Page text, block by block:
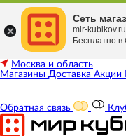
Москва и область
Магазины Доставка Акции
Обратная связь
Сеть
mir-kubikov.ru
Бесплатно в